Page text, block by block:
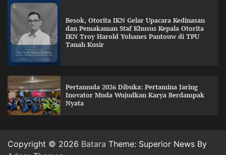
Besok, Otorita IKN Gelar Upacara Kedinasan
dan Pemakaman Staf Khusus Kepala Otorita
IKN Troy Harold Yohanes Pantouw di TPU
Tanah Kusir
Pertamuda 2026 Dibuka: Pertamina Jaring
Inovator Muda Wujudkan Karya Berdampak
Nyata
Copyright © 2026 Batara Theme: Superior News By